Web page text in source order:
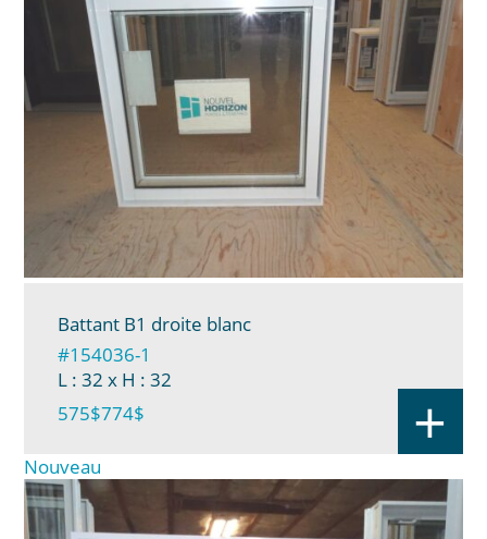
Battant B1 droite blanc
#154036-1
L : 32 x H : 32
575$774$ +
Nouveau